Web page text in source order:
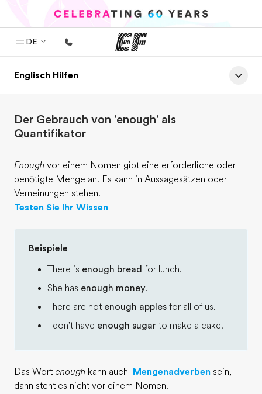
DE
Home
Programme
Büros
Büros in der Nähe
Über uns
Karriere
Teil des Teams werden
Englisch Hilfen
Der Gebrauch von 'enough' als
Quantifikator
Enough vor einem Nomen gibt eine erforderliche oder
benötigte Menge an. Es kann in Aussagesätzen oder
Verneinungen stehen.
Testen Sie Ihr Wissen
Beispiele
There is enough bread for lunch.
She has enough money.
There are not enough apples for all of us.
I don't have enough sugar to make a cake.
Das Wort enough kann auch Mengenadverben sein,
dann steht es nicht vor einem Nomen.